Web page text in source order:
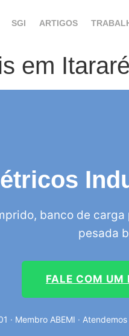
SGI ARTIGOS
em
banco de
pesada
FALE COM UM
· Membro ABEMI ·